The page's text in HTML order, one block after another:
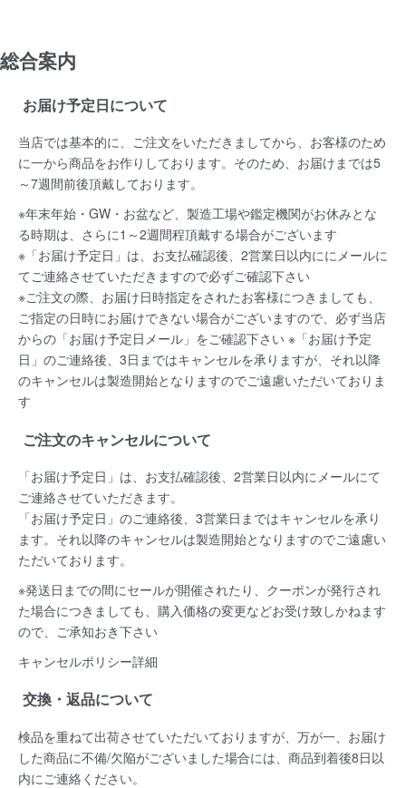
総合案内
お届け予定日について
当店では基本的に、ご注文をいただきましてから、お客様のため
に一から商品をお作りしております。そのため、お届けまでは5
～7週間前後頂戴しております。
※年末年始・GW・お盆など、製造工場や鑑定機関がお休みとな
る時期は、さらに1～2週間程頂戴する場合がございます
※「お届け予定日」は、お支払確認後、2営業日以内ににメールに
てご連絡させていただきますので必ずご確認下さい
※ご注文の際、お届け日時指定をされたお客様につきましても、
ご指定の日時にお届けできない場合がございますので、必ず当店
からの「お届け予定日メール」をご確認下さい ※「お届け予定
日」のご連絡後、3日まではキャンセルを承りますが、それ以降
のキャンセルは製造開始となりますのでご遠慮いただいておりま
す
ご注文のキャンセルについて
「お届け予定日」は、お支払確認後、 2営業日以内にメールにて
ご連絡させていただきます。
「お届け予定日」のご連絡後、 3営業日まではキャンセルを承り
ます。 それ以降のキャンセルは製造開始となりますのでご遠慮い
ただいております。
※発送日までの間にセールが開催されたり、クーポンが発行され
た場合につきましても、購入価格の変更などお受け致しかねます
ので、ご承知おき下さい
キャンセルポリシー詳細
交換・返品について
検品を重ねて出荷させていただいておりますが、万が一、お届け
した商品に不備/欠陥がございました場合には、 商品到着後8日以
内にご連絡ください。